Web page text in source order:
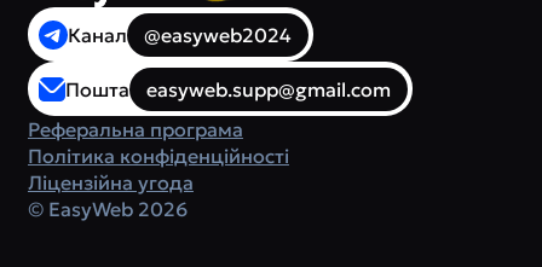
Канал @easyweb2024
Пошта easyweb.supp@gmail.com
© EasyWeb 2026
Реферальна програма
Політика конфіденційності
Ліцензійна угода